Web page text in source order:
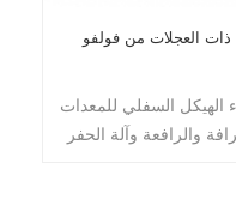
ذات العجلات من فولفو
السفلي للمعدات
والرافعة وآلة الحفر